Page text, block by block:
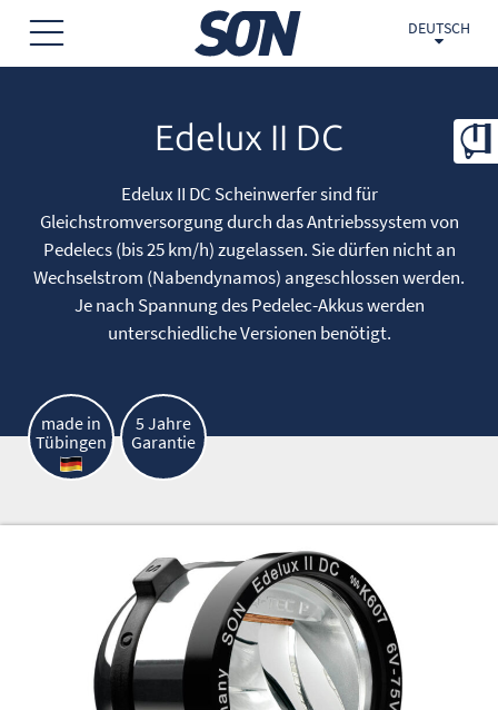
DEUTSCH
Edelux II DC
Edelux II DC Scheinwerfer sind für
Gleichstromversorgung durch das Antriebssystem von
Pedelecs (bis 25 km/h) zugelassen. Sie dürfen nicht an
Wechselstrom (Nabendynamos) angeschlossen werden.
Je nach Spannung des Pedelec-Akkus werden
unterschiedliche Versionen benötigt.
made in
Tübingen
5 Jahre
Garantie